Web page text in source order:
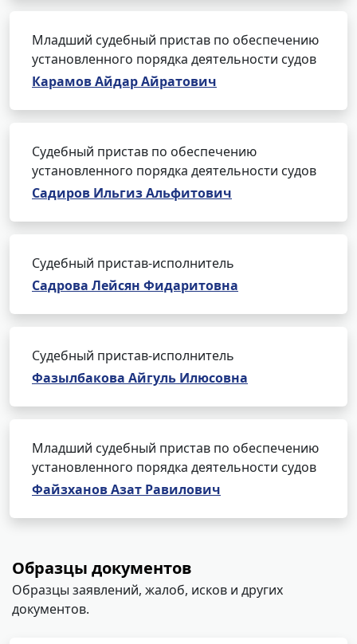
Младший судебный пристав по обеспечению
установленного порядка деятельности судов
Карамов Айдар Айратович
Судебный пристав по обеспечению
установленного порядка деятельности судов
Садиров Ильгиз Альфитович
Судебный пристав-исполнитель
Садрова Лейсян Фидаритовна
Судебный пристав-исполнитель
Фазылбакова Айгуль Илюсовна
Младший судебный пристав по обеспечению
установленного порядка деятельности судов
Файзханов Азат Равилович
Образцы документов
Образцы заявлений, жалоб, исков и других
документов.